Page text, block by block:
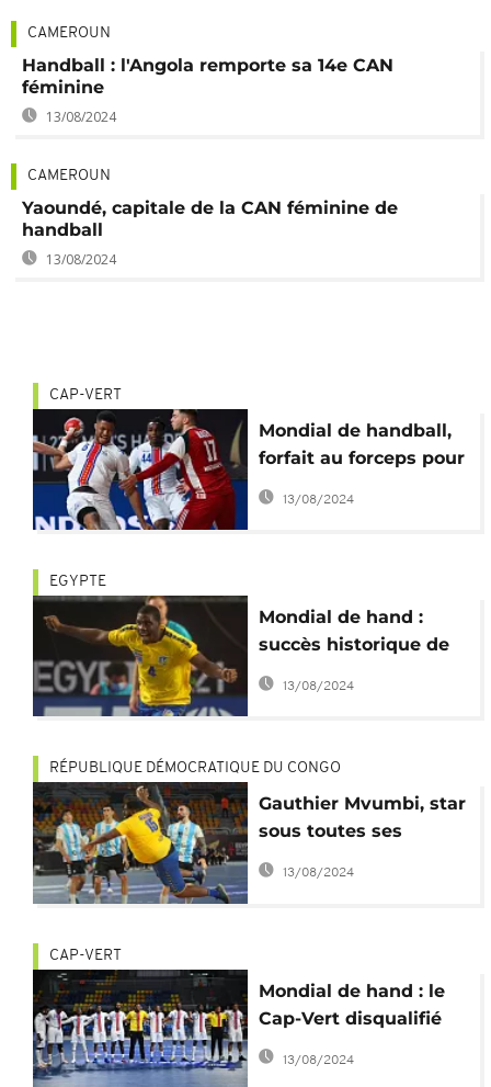
CAMEROUN
Handball : l'Angola remporte sa 14e CAN
féminine
13/08/2024
CAMEROUN
Yaoundé, capitale de la CAN féminine de
handball
13/08/2024
CAP-VERT
Mondial de handball,
forfait au forceps pour
le Cap-Vert ?
13/08/2024
EGYPTE
Mondial de hand :
succès historique de
la RDC
13/08/2024
RÉPUBLIQUE DÉMOCRATIQUE DU CONGO
Gauthier Mvumbi, star
sous toutes ses
formes
13/08/2024
CAP-VERT
Mondial de hand : le
Cap-Vert disqualifié
par le coronavirus
13/08/2024